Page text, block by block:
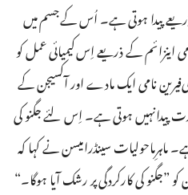
پیدا ہوتی ہے۔‏ اُس کے جسم میں
اینزائم کے ذریعے اِس کیمیائی عمل کو
نامی ایک مادے اور آکسیجن کے
پیدا نہیں ہوتی ہے۔‏ اِس لئے جگنو کی
سینڈرا میسن نے کہا کہ
کی کارکردگی پر رشک آیا ہوگا۔‏“‏